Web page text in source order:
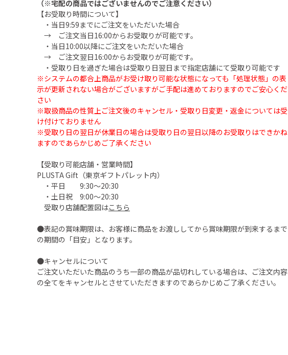
（※宅配の商品ではございませんのでご注意ください）
【お受取り時間について】
・当日9:59までにご注文をいただいた場合
→ ご注文当日16:00からお受取りが可能です。
・当日10:00以降にご注文をいただいた場合
→ ご注文翌日16:00からお受取りが可能です。
・受取り日を過ぎた場合は受取り日翌日まで指定店舗にて受取り可能です
※システムの都合上商品がお受け取り可能な状態になっても「処理状態」の表
示が更新されない場合がございますがご手配は進めておりますのでご安心くだ
さい
※取扱商品の性質上ご注文後のキャンセル・受取り日変更・返金については受
け付けておりません
※受取り日の翌日が休業日の場合は受取り日の翌日以降のお受取りはできかね
ますのであらかじめご了承ください
【受取り可能店舗・営業時間】
PLUSTA Gift（東京ギフトパレット内）
・平日 9:30～20:30
・土日祝 9:00～20:30
受取り店舗配置図はこちら
●表記の賞味期限は、お客様に商品をお渡ししてから賞味期限が到来するまで
の期間の「目安」となります。
●キャンセルについて
ご注文いただいた商品のうち一部の商品が品切れしている場合は、ご注文内容
の全てをキャンセルとさせていただきますのであらかじめご了承ください。